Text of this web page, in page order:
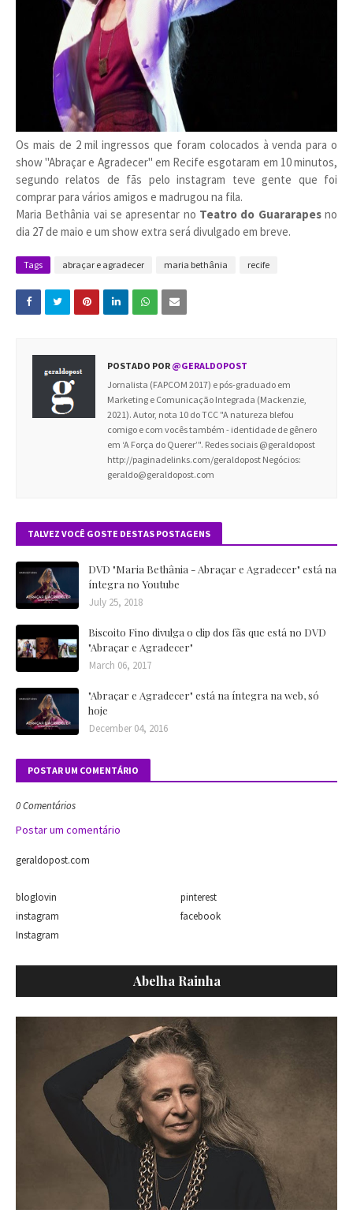
Os mais de 2 mil ingressos que foram colocados à venda para o
show "Abraçar e Agradecer" em Recife esgotaram em 10 minutos,
segundo relatos de fãs pelo instagram teve gente que foi
comprar para vários amigos e madrugou na fila.
Maria Bethânia vai se apresentar no Teatro do Guararapesno
dia 27 de maio e um show extra será divulgado em breve.
Tags abraçar e agradecer maria bethânia recife
POSTADO POR @GERALDOPOST
Jornalista (FAPCOM 2017) e pós-graduado em
Marketing e Comunicação Integrada (Mackenzie,
2021). Autor, nota 10 do TCC "A natureza blefou
comigo e com vocês também - identidade de gênero
em ‘A Força do Querer’". Redes sociais @geraldopost
http://paginadelinks.com/geraldopost Negócios:
geraldo@geraldopost.com
TALVEZ VOCÊ GOSTE DESTAS POSTAGENS
DVD "Maria Bethânia - Abraçar e Agradecer" está na
íntegra no Youtube
July 25, 2018
Biscoito Fino divulga o clip dos fãs que está no DVD
"Abraçar e Agradecer"
March 06, 2017
"Abraçar e Agradecer" está na íntegra na web, só
hoje
December 04, 2016
POSTAR UM COMENTÁRIO
0 Comentários
Postar um comentário
geraldopost.com
bloglovin
pinterest
instagram
facebook
Instagram
Abelha Rainha